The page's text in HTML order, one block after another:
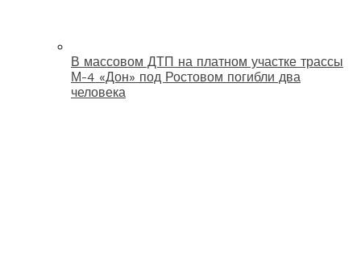
В массовом ДТП на платном участке трассы
М-4 «Дон» под Ростовом погибли два
человека